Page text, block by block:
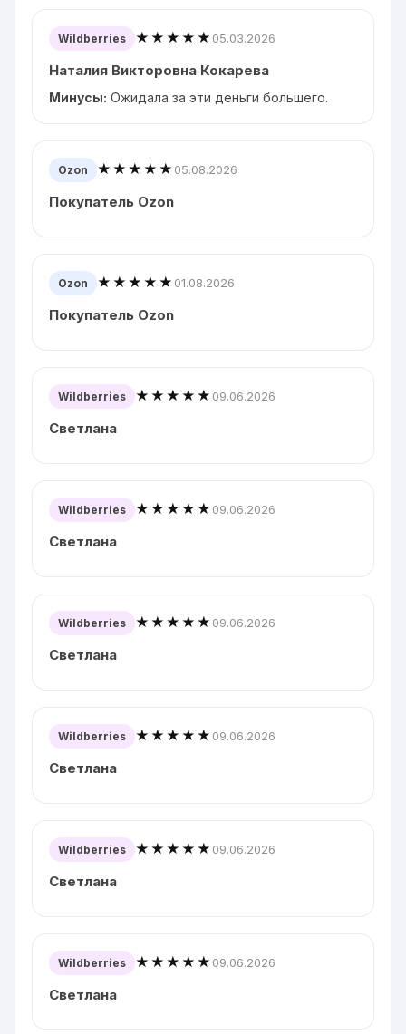
Wildberries ★★★★★ 05.03.2026
Наталия Викторовна Кокарева
Минусы: Ожидала за эти деньги большего.
Ozon ★★★★★ 05.08.2026
Покупатель Ozon
Ozon ★★★★★ 01.08.2026
Покупатель Ozon
Wildberries ★★★★★ 09.06.2026
Светлана
Wildberries ★★★★★ 09.06.2026
Светлана
Wildberries ★★★★★ 09.06.2026
Светлана
Wildberries ★★★★★ 09.06.2026
Светлана
Wildberries ★★★★★ 09.06.2026
Светлана
Wildberries ★★★★★ 09.06.2026
Светлана